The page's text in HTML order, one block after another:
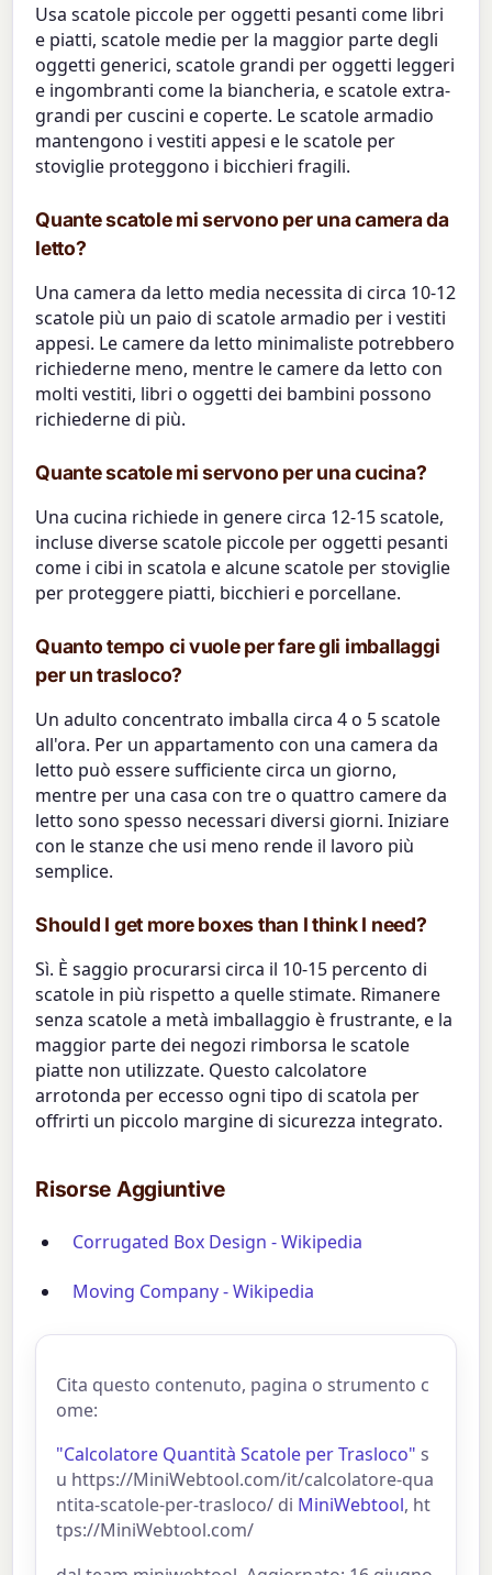
Usa scatole piccole per oggetti pesanti come libri
e piatti, scatole medie per la maggior parte degli
oggetti generici, scatole grandi per oggetti leggeri
e ingombranti come la biancheria, e scatole extra-
grandi per cuscini e coperte. Le scatole armadio
mantengono i vestiti appesi e le scatole per
stoviglie proteggono i bicchieri fragili.
Quante scatole mi servono per una camera da
letto?
Una camera da letto media necessita di circa 10-12
scatole più un paio di scatole armadio per i vestiti
appesi. Le camere da letto minimaliste potrebbero
richiederne meno, mentre le camere da letto con
molti vestiti, libri o oggetti dei bambini possono
richiederne di più.
Quante scatole mi servono per una cucina?
Una cucina richiede in genere circa 12-15 scatole,
incluse diverse scatole piccole per oggetti pesanti
come i cibi in scatola e alcune scatole per stoviglie
per proteggere piatti, bicchieri e porcellane.
Quanto tempo ci vuole per fare gli imballaggi
per un trasloco?
Un adulto concentrato imballa circa 4 o 5 scatole
all'ora. Per un appartamento con una camera da
letto può essere sufficiente circa un giorno,
mentre per una casa con tre o quattro camere da
letto sono spesso necessari diversi giorni. Iniziare
con le stanze che usi meno rende il lavoro più
semplice.
Should I get more boxes than I think I need?
Sì. È saggio procurarsi circa il 10-15 percento di
scatole in più rispetto a quelle stimate. Rimanere
senza scatole a metà imballaggio è frustrante, e la
maggior parte dei negozi rimborsa le scatole
piatte non utilizzate. Questo calcolatore
arrotonda per eccesso ogni tipo di scatola per
offrirti un piccolo margine di sicurezza integrato.
Risorse Aggiuntive
Corrugated Box Design - Wikipedia
Moving Company - Wikipedia
Cita questo contenuto, pagina o strumento c
ome:
"Calcolatore Quantità Scatole per Trasloco" s
u https://MiniWebtool.com/it/calcolatore-qua
ntita-scatole-per-trasloco/ di MiniWebtool, ht
tps://MiniWebtool.com/